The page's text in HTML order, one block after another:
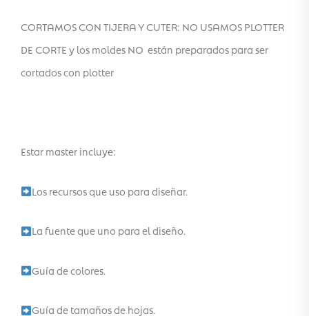
CORTAMOS CON TIJERA Y CUTER: NO USAMOS PLOTTER
DE CORTE y los moldes NO están preparados para ser
cortados con plotter
Estar master incluye:
Los recursos que uso para diseñar.
La fuente que uno para el diseño.
Guía de colores.
Guía de tamaños de hojas.